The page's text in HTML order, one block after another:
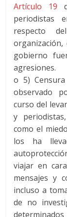
Artículo 19
periodistas
respecto
organización,
gobierno
agresiones.
o 5)
observado
curso del
y
como el
los ha
viajar en
mensajes y
incluso a
de no